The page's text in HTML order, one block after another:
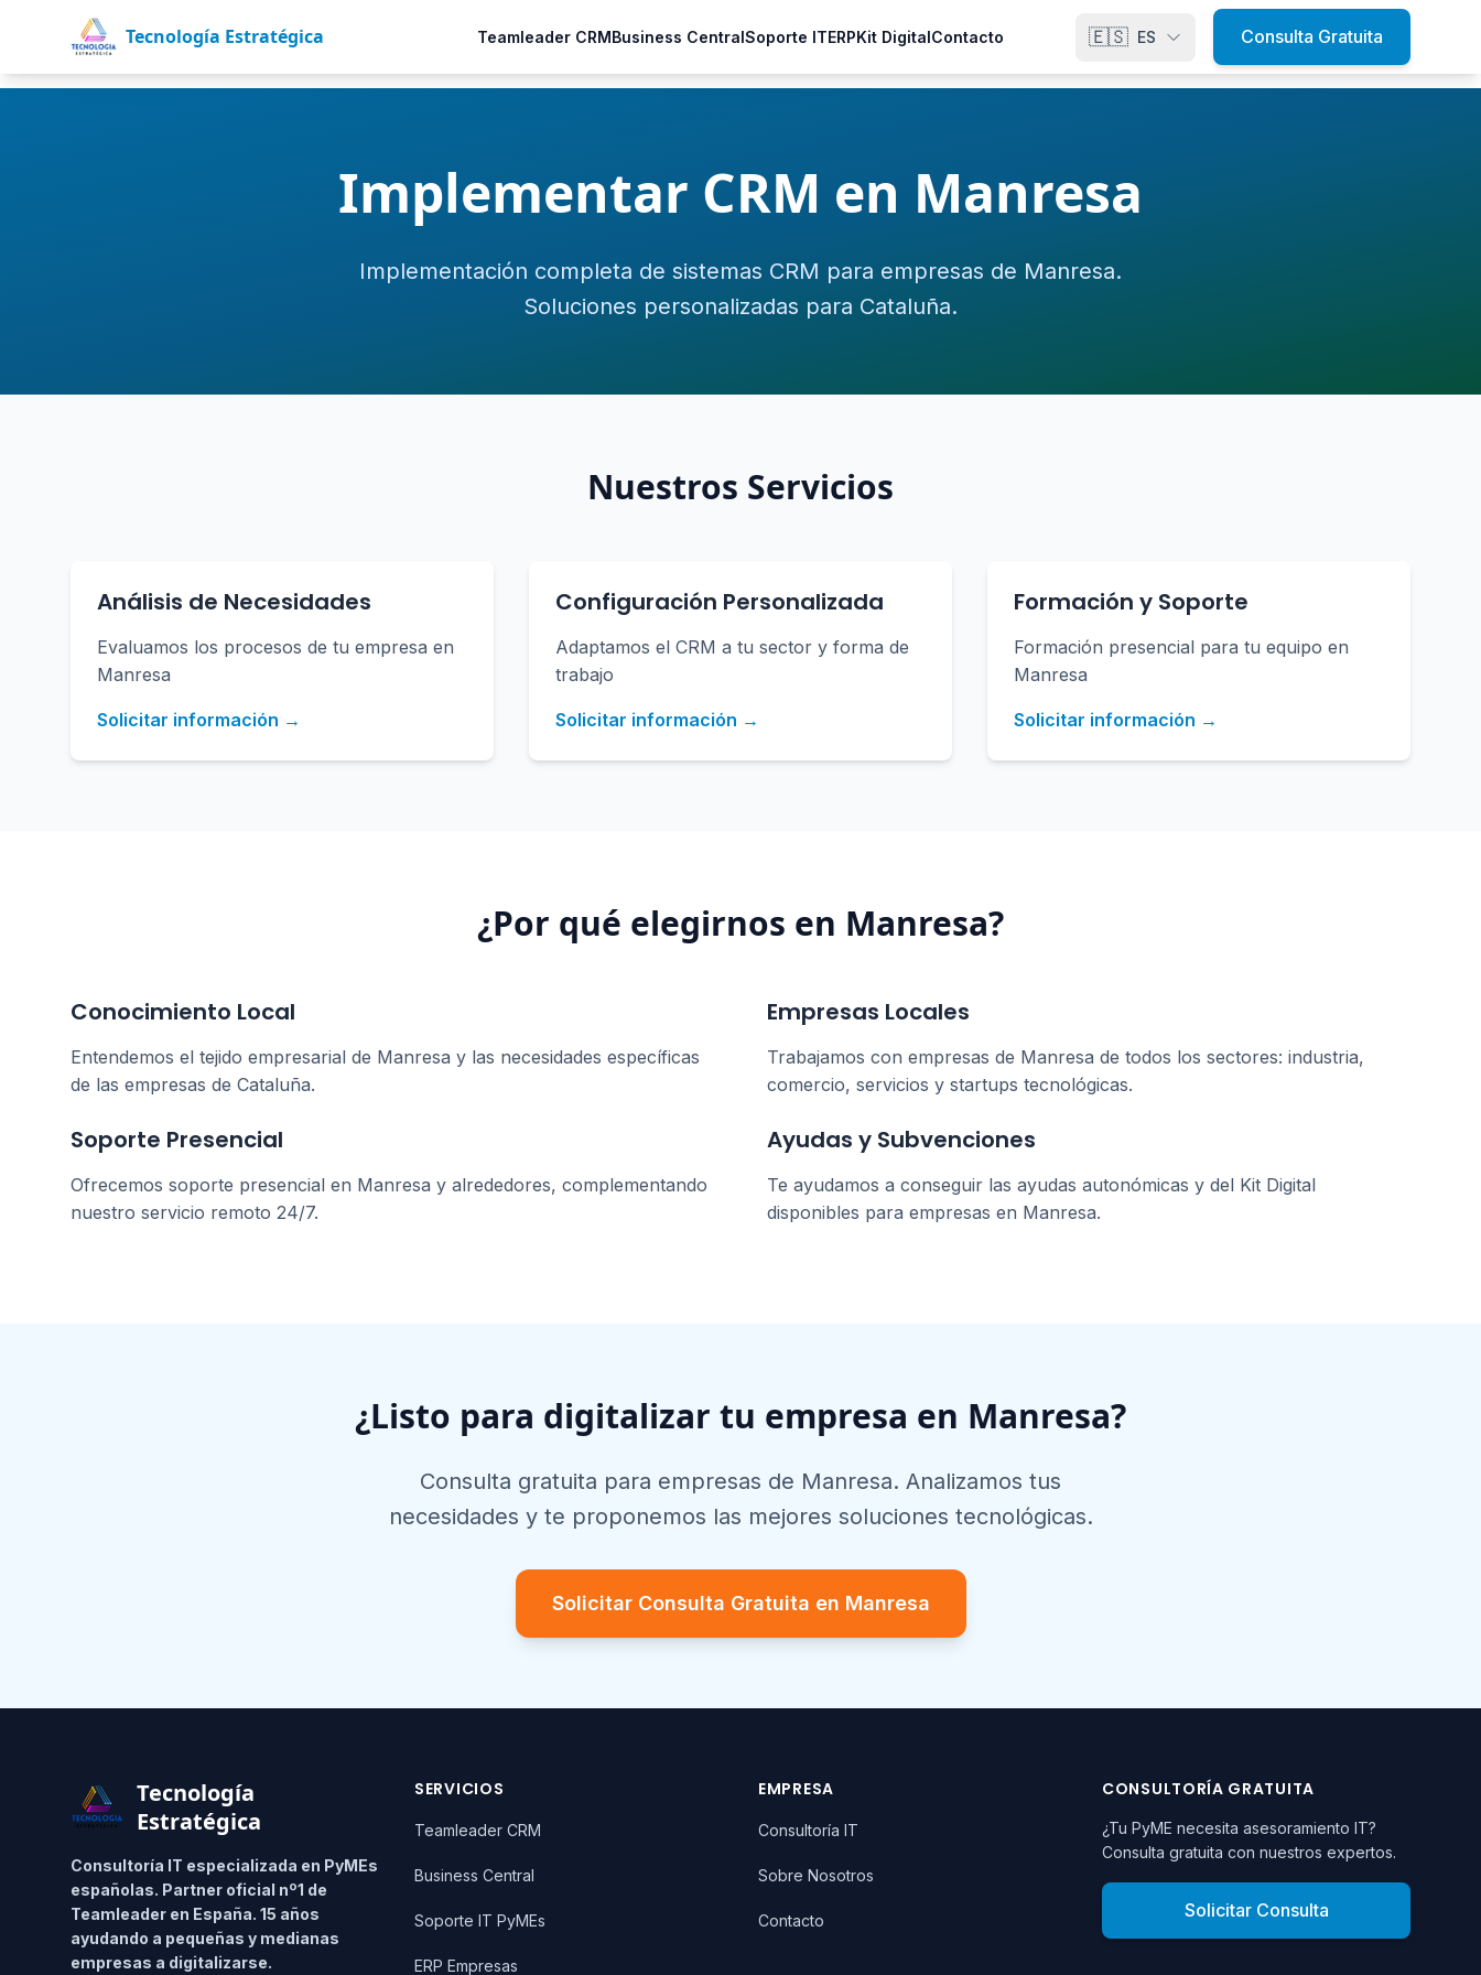
Tecnología Estratégica Teamleader CRMBusiness CentralSoporte ITERPKit DigitalContacto 🇪🇸 ES Consulta Gratuita
Implementar CRM en Manresa
Implementación completa de sistemas CRM para empresas de Manresa.
Soluciones personalizadas para Cataluña.
Nuestros Servicios
Análisis de Necesidades
Evaluamos los procesos de tu empresa en
Manresa
Solicitar información →
Configuración Personalizada
Adaptamos el CRM a tu sector y forma de
trabajo
Solicitar información →
Formación y Soporte
Formación presencial para tu equipo en
Manresa
Solicitar información →
¿Por qué elegirnos en Manresa?
Conocimiento Local
Entendemos el tejido empresarial de Manresa y las necesidades específicas
de las empresas de Cataluña.
Soporte Presencial
Ofrecemos soporte presencial en Manresa y alrededores, complementando
nuestro servicio remoto 24/7.
Empresas Locales
Trabajamos con empresas de Manresa de todos los sectores: industria,
comercio, servicios y startups tecnológicas.
Ayudas y Subvenciones
Te ayudamos a conseguir las ayudas autonómicas y del Kit Digital
disponibles para empresas en Manresa.
¿Listo para digitalizar tu empresa en Manresa?
Consulta gratuita para empresas de Manresa. Analizamos tus
necesidades y te proponemos las mejores soluciones tecnológicas.
Solicitar Consulta Gratuita en Manresa
Tecnología
Estratégica
Consultoría IT especializada en PyMEs
españolas. Partner oficial nº1 de
Teamleader en España. 15 años
ayudando a pequeñas y medianas
empresas a digitalizarse.
SERVICIOS
Teamleader CRM
Business Central
Soporte IT PyMEs
ERP Empresas
EMPRESA
Consultoría IT
Sobre Nosotros
Contacto
CONSULTORÍA GRATUITA
¿Tu PyME necesita asesoramiento IT?
Consulta gratuita con nuestros expertos.
Solicitar Consulta